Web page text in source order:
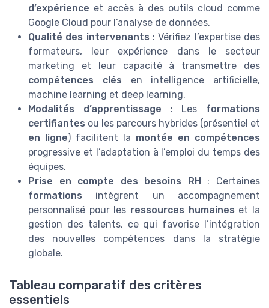
d’expérience et accès à des outils cloud comme
Google Cloud pour l’analyse de données.
Qualité des intervenants : Vérifiez l’expertise des
formateurs, leur expérience dans le secteur
marketing et leur capacité à transmettre des
compétences clés en intelligence artificielle,
machine learning et deep learning.
Modalités d’apprentissage : Les formations
certifiantes ou les parcours hybrides (présentiel et
en ligne) facilitent la montée en compétences
progressive et l’adaptation à l’emploi du temps des
équipes.
Prise en compte des besoins RH: Certaines
formations intègrent un accompagnement
personnalisé pour les ressources humaines et la
gestion des talents, ce qui favorise l’intégration
des nouvelles compétences dans la stratégie
globale.
Tableau comparatif des critères
essentiels